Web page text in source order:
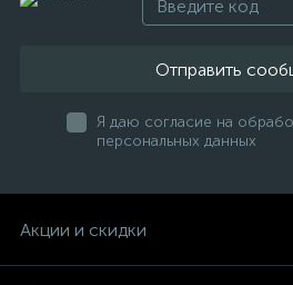
Отправить
Я даю согласие на
персональных данных
Акции и скидки